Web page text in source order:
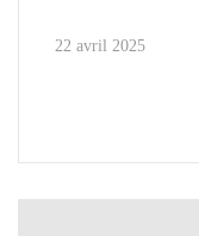
22 avril 2025